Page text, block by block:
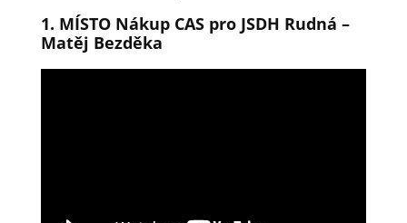
1. MÍSTO Nákup CAS pro JSDH Rudná –
Matěj Bezděka